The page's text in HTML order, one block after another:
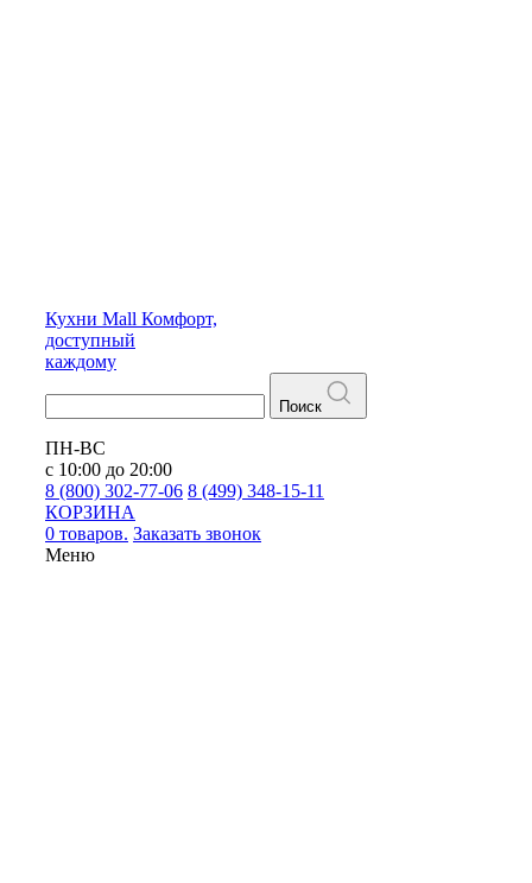
Кухни Mall Комфорт,
доступный
каждому
Поиск
ПН-ВС
с 10:00 до 20:00
8 (800) 302-77-06 8 (499) 348-15-11
КОРЗИНА
0 товаров. Заказать звонок
Меню